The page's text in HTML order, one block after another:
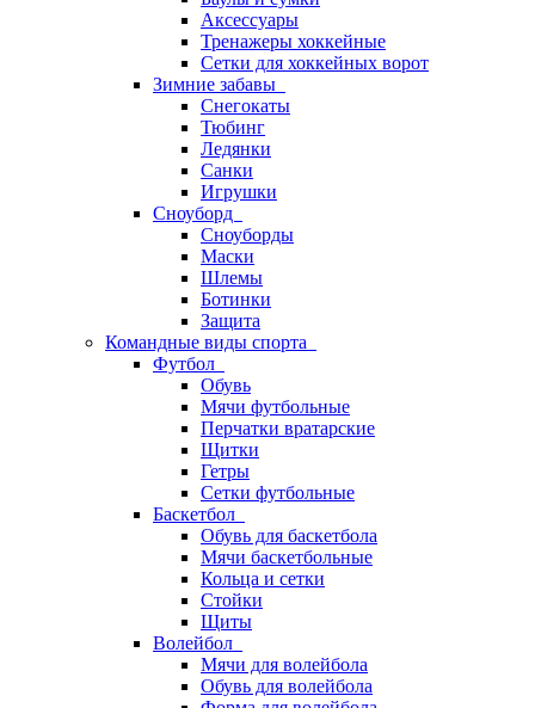
Аксессуары
Тренажеры хоккейные
Сетки для хоккейных ворот
Зимние забавы
Снегокаты
Тюбинг
Ледянки
Санки
Игрушки
Сноуборд
Сноуборды
Маски
Шлемы
Ботинки
Защита
Командные виды спорта
Футбол
Обувь
Мячи футбольные
Перчатки вратарские
Щитки
Гетры
Сетки футбольные
Баскетбол
Обувь для баскетбола
Мячи баскетбольные
Кольца и сетки
Стойки
Щиты
Волейбол
Мячи для волейбола
Обувь для волейбола